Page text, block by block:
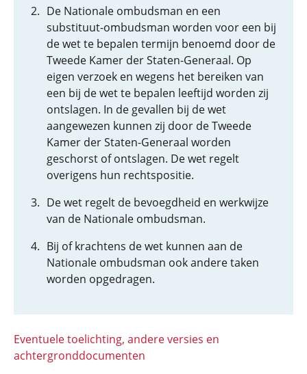
De Nationale ombudsman en een
substituut-ombudsman worden voor een bij
de wet te bepalen termijn benoemd door de
Tweede Kamer der Staten-Generaal. Op
eigen verzoek en wegens het bereiken van
een bij de wet te bepalen leeftijd worden zij
ontslagen. In de gevallen bij de wet
aangewezen kunnen zij door de Tweede
Kamer der Staten-Generaal worden
geschorst of ontslagen. De wet regelt
overigens hun rechtspositie.
De wet regelt de bevoegdheid en werkwijze
van de Nationale ombudsman.
Bij of krachtens de wet kunnen aan de
Nationale ombudsman ook andere taken
worden opgedragen.
Eventuele toelichting, andere versies en
achtergronddocumenten